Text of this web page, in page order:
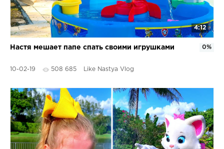
4:12
Настя мешает папе спать своими игрушками
10-02-19 508 685 Like Nastya Vlog
0%